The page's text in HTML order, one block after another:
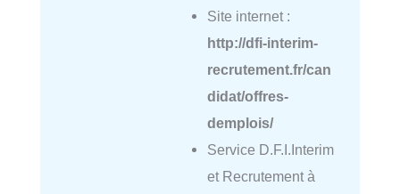
Site internet :
http://dfi-interim-
recrutement.fr/can
didat/offres-
demplois/
Service D.F.I.Interim
et Recrutement à